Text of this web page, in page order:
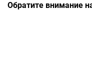
Обратите внимание